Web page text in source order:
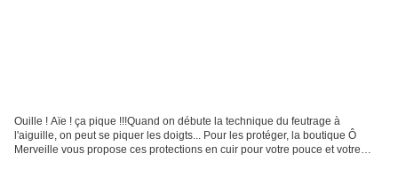
Ouille ! Aïe ! ça pique !!!Quand on débute la technique du feutrage à
l'aiguille, on peut se piquer les doigts... Pour les protéger, la boutique Ô
Merveille vous propose ces protections en cuir pour votre pouce et votre